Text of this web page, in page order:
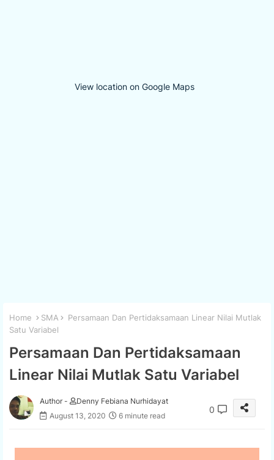
View location on Google Maps
Home SMA
Persamaan Dan Pertidaksamaan Linear Nilai Mutlak
Satu Variabel
Persamaan Dan Pertidaksamaan
Linear Nilai Mutlak Satu Variabel
Author -
Denny Febiana Nurhidayat
August 13, 2020
6 minute read
0